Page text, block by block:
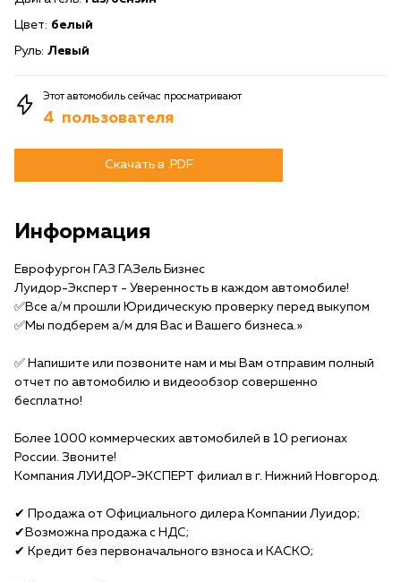
Цвет: белый
Руль: Левый
Этот автомобиль сейчас просматривают
4 пользователя
Скачать в .PDF
Информация
Еврофургон ГАЗ ГАЗель Бизнес
Луидор-Эксперт - Уверенность в каждом автомобиле!
✅Все а/м прошли Юридическую проверку перед выкупом
✅Мы подберем а/м для Вас и Вашего бизнеса.»
✅️ Напишите или позвоните нам и мы Вам отправим полный
отчет по автомобилю и видеообзор совершенно
бесплатно!
Более 1000 коммерческих автомобилей в 10 регионах
России. Звоните!
Компания ЛУИДОР-ЭКСПЕРТ филиал в г. Нижний Новгород.
✔ Продажа от Официального дилера Компании Луидор;
✔Возможна продажа с НДС;
✔ Кредит без первоначального взноса и КАСКО;